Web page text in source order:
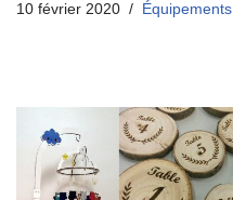
10 février 2020 Équipements